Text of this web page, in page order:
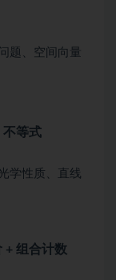
题、空间向量
不等式
学性质、直线
+ 组合计数